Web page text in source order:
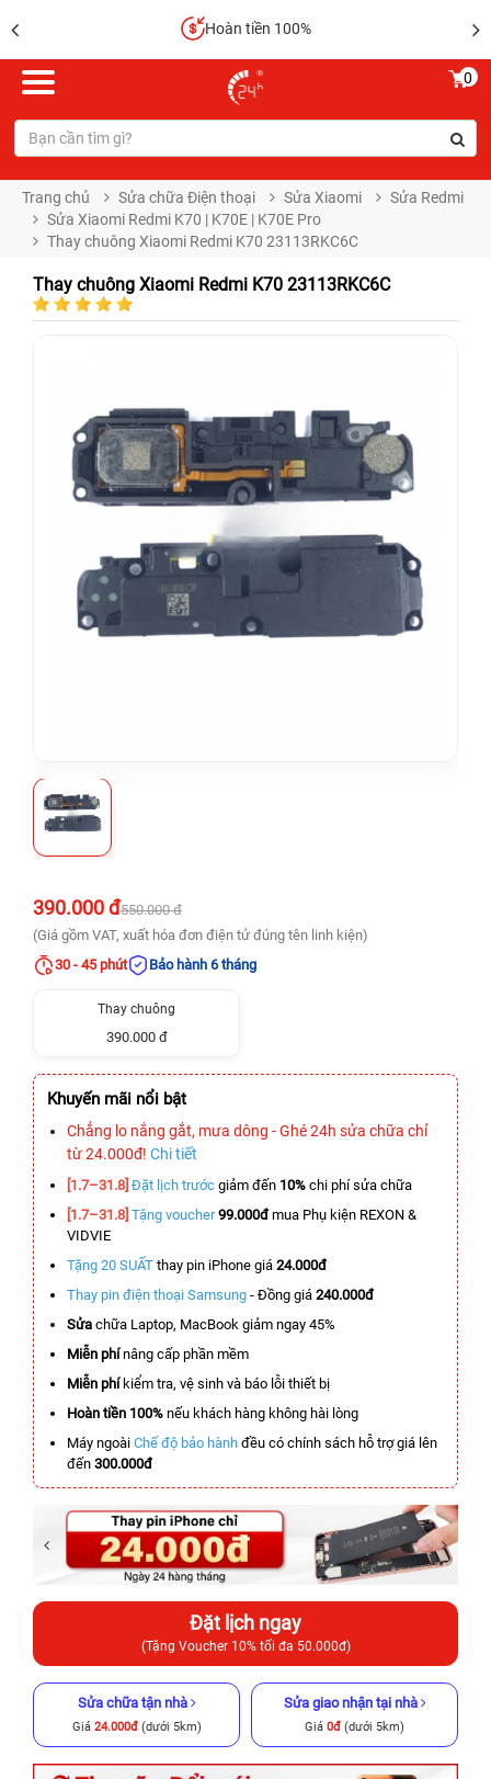
Hoàn tiền 100%
0
Trang chủ Sửa chữa Điện thoại Sửa Xiaomi
Sửa Redmi
Sửa Xiaomi Redmi K70 | K70E | K70E Pro
Thay chuông Xiaomi Redmi K70 23113RKC6C
Thay chuông Xiaomi Redmi K70 23113RKC6C
390.000 đ550.000 đ
(Giá gồm VAT, xuất hóa đơn điện tử đúng tên linh kiện)
30 - 45 phút
Bảo hành 6 tháng
Thay chuông
390.000 đ
Khuyến mãi nổi bật
Chẳng lo nắng gắt, mưa dông - Ghé 24h sửa chữa chỉ
từ 24.000đ! Chi tiết
[1.7–31.8] Đặt lịch trước giảm đến 10% chi phí sửa chữa
[1.7–31.8] Tặng voucher 99.000đmua Phụ kiện REXON &
VIDVIE
Tặng 20 SUẤT thay pin iPhone giá 24.000đ
Thay pin điện thoại Samsung - Đồng giá 240.000đ
Sửa chữa Laptop, MacBook giảm ngay 45%
Miễn phínâng cấp phần mềm
Miễn phíkiểm tra, vệ sinh và báo lỗi thiết bị
Hoàn tiền 100% nếu khách hàng không hài lòng
Máy ngoài Chế độ bảo hành đều có chính sách hỗ trợ giá lên
đến 300.000đ
Đặt lịch ngay
(Tặng Voucher 10% tối đa 50.000đ)
Sửa chữa tận nhà
Giá 24.000đ(dưới 5km)
Sửa giao nhận tại nhà
Giá 0đ (dưới 5km)